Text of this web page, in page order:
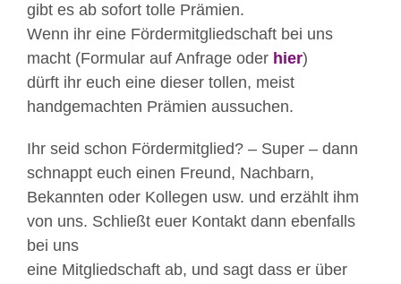
gibt es ab sofort tolle Prämien.
Wenn ihr eine Fördermitgliedschaft bei uns
macht (Formular auf Anfrage oder hier)
dürft ihr euch eine dieser tollen, meist
handgemachten Prämien aussuchen.
Ihr seid schon Fördermitglied? – Super – dann
schnappt euch einen Freund, Nachbarn,
Bekannten oder Kollegen usw. und erzählt ihm
von uns. Schließt euer Kontakt dann ebenfalls
bei uns
eine Mitgliedschaft ab, und sagt dass er über